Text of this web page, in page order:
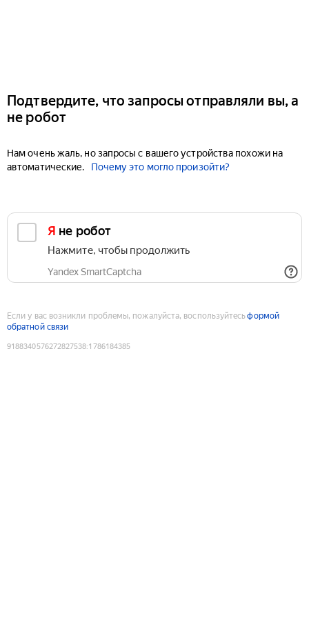
Подтвердите, что запросы отправляли вы, а
не робот
Нам очень жаль, но запросы с вашего устройства похожи на
автоматические.
Почему это могло произойти?
Я не робот
Нажмите, чтобы продолжить
Yandex SmartCaptcha
Если у вас возникли проблемы, пожалуйста, воспользуйтесьформой
обратной связи
9188340576272827538:1786184385